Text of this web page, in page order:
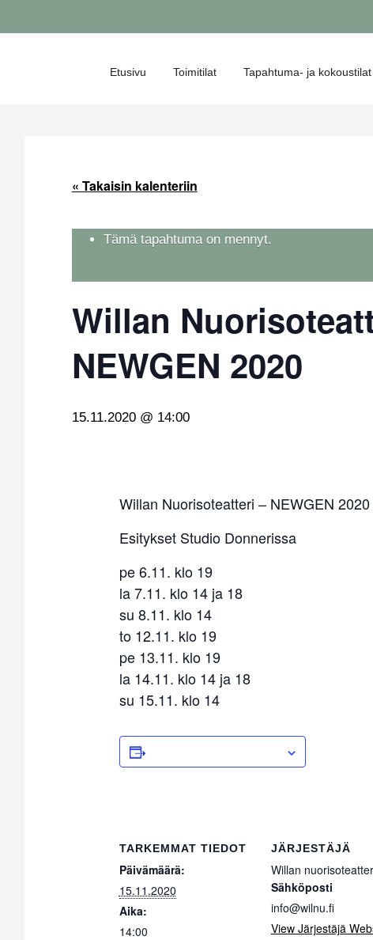
Etusivu Toimitilat Tapahtuma- ja kokoustilat
« Takaisin kalenteriin
Tämä tapahtuma on mennyt.
Willan
NEWGEN 2020
15.11.2020 @ 14:00
Willan Nuorisoteatteri – NEWGEN 2020
Esitykset Studio Donnerissa
pe 6.11. klo 19
la 7.11. klo 14 ja 18
su 8.11. klo 14
to 12.11. klo 19
pe 13.11. klo 19
la 14.11. klo 14 ja 18
su 15.11. klo 14
TARKEMMAT TIEDOT
Päivämäärä:
15.11.2020
Aika:
14:00
JÄRJESTÄJÄ
Willan
Sähköposti
info@wilnu.fi
View Järjestäjä